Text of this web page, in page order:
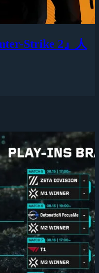
Strike 2』人